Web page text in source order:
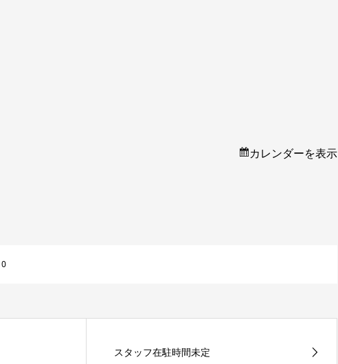
カレンダーを表示
0
スタッフ在駐時間未定